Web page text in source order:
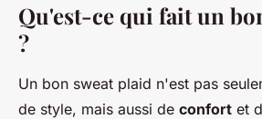
Qu'est-ce qui fait un
?
Un bon sweat plaid n'est pas
de style, mais aussi de confort et